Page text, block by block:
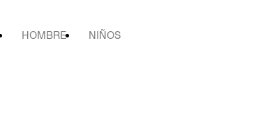
HOMBRE NIÑOS